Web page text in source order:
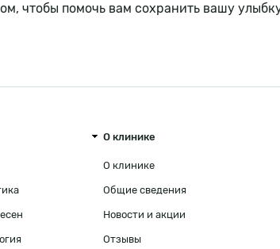
чтобы помочь вам сохранить вашу
footerО клинике
О клинике
Общие сведения
Новости и акции
Отзывы